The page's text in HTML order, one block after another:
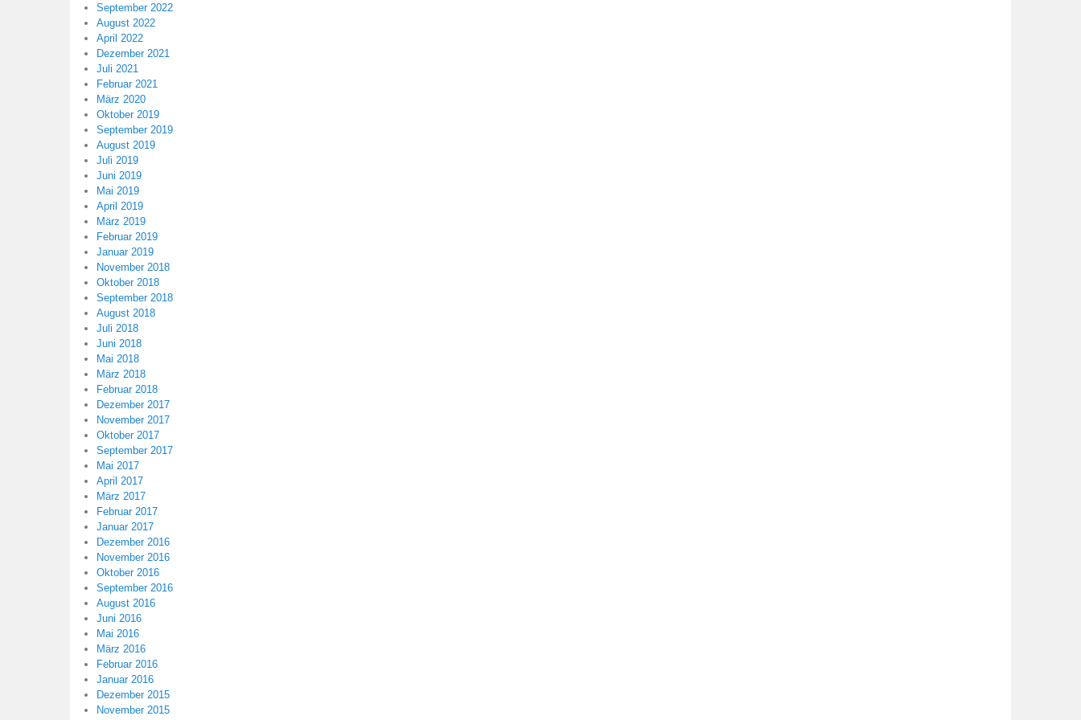
September 2022
August 2022
April 2022
Dezember 2021
Juli 2021
Februar 2021
März 2020
Oktober 2019
September 2019
August 2019
Juli 2019
Juni 2019
Mai 2019
April 2019
März 2019
Februar 2019
Januar 2019
November 2018
Oktober 2018
September 2018
August 2018
Juli 2018
Juni 2018
Mai 2018
März 2018
Februar 2018
Dezember 2017
November 2017
Oktober 2017
September 2017
Mai 2017
April 2017
März 2017
Februar 2017
Januar 2017
Dezember 2016
November 2016
Oktober 2016
September 2016
August 2016
Juni 2016
Mai 2016
März 2016
Februar 2016
Januar 2016
Dezember 2015
November 2015